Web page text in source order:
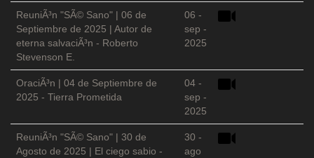
ReuniÃ³n "SÃ© Sano" | 06 de
Septiembre de 2025 | Autor de
eterna salvaciÃ³n - Roberto
Stevenson E.
06 -
sep -
2025
OraciÃ³n | 04 de Septiembre de
2025 - Tierra Prometida
04 -
sep -
2025
ReuniÃ³n "SÃ© Sano" | 30 de
Agosto de 2025 | El ciego sabio -
30 -
ago